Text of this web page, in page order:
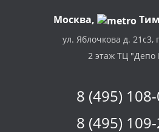
Москва,
ул. Яблочкова д. 21с3,
2 этаж ТЦ "Депо
8 (495)
8 (495)